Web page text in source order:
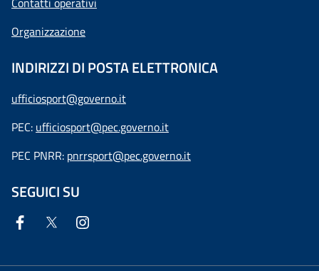
Organizzazione
INDIRIZZI DI POSTA ELETTRONICA
ufficiosport@governo.it
PEC: ufficiosport@pec.governo.it
PEC PNRR: pnrrsport@pec.governo.it
SEGUICI SU